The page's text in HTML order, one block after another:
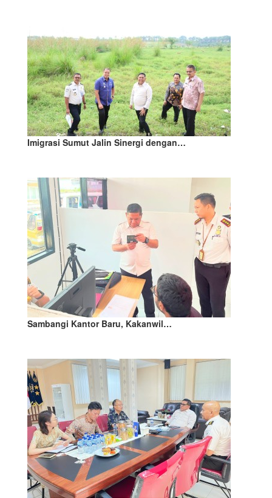
Imigrasi Sumut Jalin Sinergi dengan…
Sambangi Kantor Baru, Kakanwil…